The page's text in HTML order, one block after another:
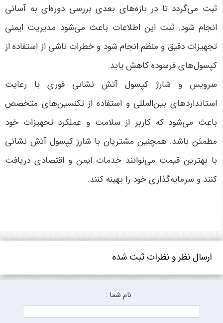
ثبت می‌گردد تا در بازه‌های بعدی بررسی دوره‌ای به آسانی
انجام شود. ثبت این اطلاعات باعث می‌شود مدیریت ایمنی
تجهیزات دقیق و منظم انجام شود و خطرات ناشی از استفاده از
کپسول‌های فرسوده کاهش یابد.
سرویس و شارژ کپسول آتش نشانی فوری با رعایت
استانداردهای بین‌المللی و استفاده از تکنسین‌های متخصص
باعث می‌شود که کاربر از سلامت و عملکرد تجهیزات خود
مطمئن باشد. همچنین مشتریان با شارژ کپسول آتش نشانی
با بهترین قیمت می‌توانند خدمات ایمن و اقتصادی دریافت
کنند و سرمایه‌گذاری خود را بهینه کنند.
ارسال نظر و نظرات ثبت شده
نام شما :